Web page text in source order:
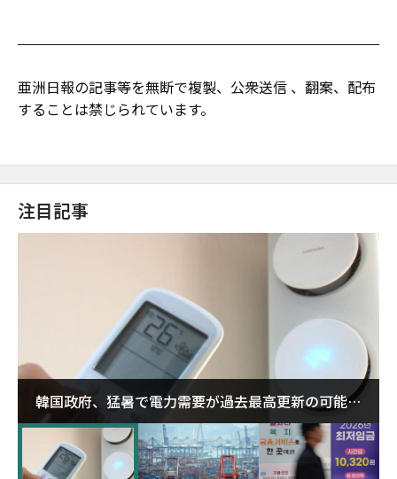
亜洲日報の記事等を無断で複製、公衆送信 、翻案、配布
することは禁じられています。
注目記事
韓国政府、猛暑で電力需要が過去最高更新の可能性
に需給対応体制を点検